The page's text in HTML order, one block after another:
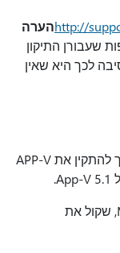
http://הערה
שעבורן התיקון
לכך היא שאין
כדי להחיל תיקון חם זה עבור APP-V 5.1, עליך להתקין את APP-V
כדי להחיל תיקון חם זה עבור MBAM 2.5 SP1, שקול את